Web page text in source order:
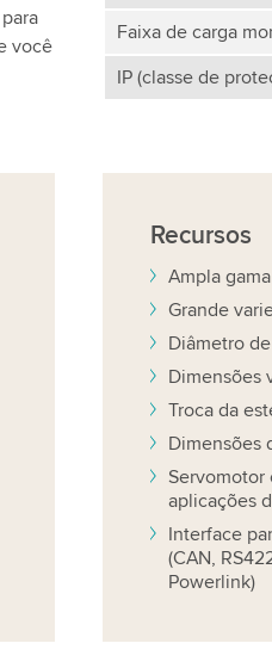
você
Faixa de carga
IP (classe de
Recursos
Ampla
Grande
Diâmetro
Dimensões
Troca da
Dimensões
Servomotor
aplicações
Interface
(CAN,
Powerlink)